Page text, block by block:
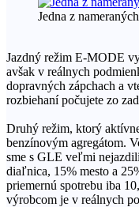
Jedna z
Jazdný režim E-MODE
avšak v reálnych
dopravných zápchach a
rozbiehaní počujete zo
Druhý režim, ktorý
benzínovým agregátom.
sme s GLE veľmi
diaľnica, 15% mesto a
priemernú spotrebu iba
výrobcom je v reálnych